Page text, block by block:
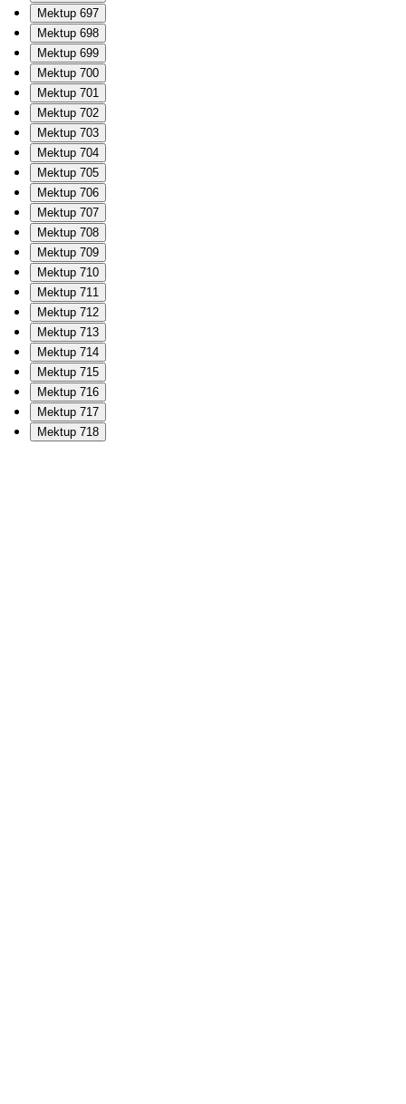
Mektup 697
Mektup 698
Mektup 699
Mektup 700
Mektup 701
Mektup 702
Mektup 703
Mektup 704
Mektup 705
Mektup 706
Mektup 707
Mektup 708
Mektup 709
Mektup 710
Mektup 711
Mektup 712
Mektup 713
Mektup 714
Mektup 715
Mektup 716
Mektup 717
Mektup 718